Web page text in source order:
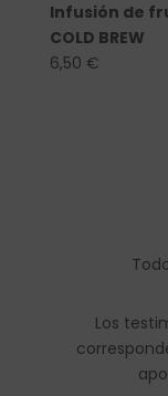
Infusión de
COLD BREW
6,50 €
Los